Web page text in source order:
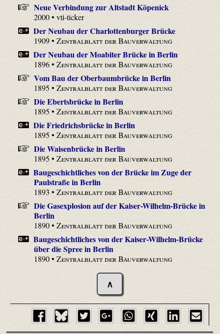
Neue Verbindung zur Altstadt Köpenick
2000 • vti-ticker
Der Neubau der Charlottenburger Brücke
1909 •Zentralblatt der Bauverwaltung
Der Neubau der Moabiter Brücke in Berlin
1896 •Zentralblatt der Bauverwaltung
Vom Bau der Oberbaumbrücke in Berlin
1895 •Zentralblatt der Bauverwaltung
Die Ebertsbrücke in Berlin
1895 •Zentralblatt der Bauverwaltung
Die Friedrichsbrücke in Berlin
1895 •Zentralblatt der Bauverwaltung
Die Waisenbrücke in Berlin
1895 •Zentralblatt der Bauverwaltung
Baugeschichtliches von der Brücke im Zuge der
Paulstraße in Berlin
1893 •Zentralblatt der Bauverwaltung
Die Gasexplosion auf der Kaiser-Wilhelm-Brücke in
Berlin
1890 •Zentralblatt der Bauverwaltung
Baugeschichtliches von der Kaiser-Wilhelm-Brücke
über die Spree in Berlin
1890 •Zentralblatt der Bauverwaltung
∧